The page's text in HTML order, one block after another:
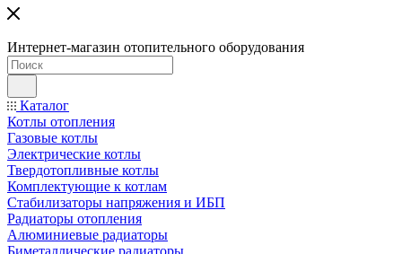
Интернет-магазин отопительного оборудования
Каталог
Котлы отопления
Газовые котлы
Электрические котлы
Твердотопливные котлы
Комплектующие к котлам
Стабилизаторы напряжения и ИБП
Радиаторы отопления
Алюминиевые радиаторы
Биметаллические радиаторы